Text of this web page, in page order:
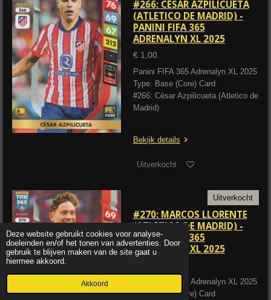
Deze website gebruikt cookies voor analyse-
doeleinden en/of het tonen van advertenties. Door
gebruik te blijven maken van de site gaat u
hiermee akkoord.
Akkoord
#266: CÉSAR AZPILICUETA
(ATLETICO DE MADRID) -
PANINI FIFA 365
ADRENALYN XL 2025
€ 1,00
Panini FIFA 365 Adrenalyn XL 2025
Type: Base (Core) Card
#266: César Azpilicueta (Atletico de
Madrid)
Bekijk details
Uitverkocht
Uitverkocht
#270: MARCOS LLORENTE
(ATLETICO DE MADRID) -
PANINI FIFA 365
ADRENALYN XL 2025
Panini FIFA 365 Adrenalyn XL 2025
Type: Base (Core) Card